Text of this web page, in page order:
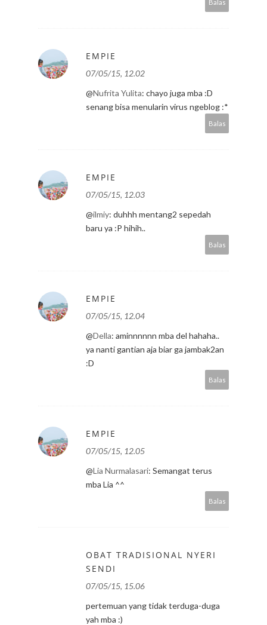
Balas
EMPIE
07/05/15, 12.02
@Nufrita Yulita: chayo juga mba :D
senang bisa menularin virus ngeblog :*
Balas
EMPIE
07/05/15, 12.03
@ilmiy: duhhh mentang2 sepedah
baru ya :P hihih..
Balas
EMPIE
07/05/15, 12.04
@Della: aminnnnnn mba del hahaha..
ya nanti gantian aja biar ga jambak2an
:D
Balas
EMPIE
07/05/15, 12.05
@Lia Nurmalasari: Semangat terus
mba Lia ^^
Balas
OBAT TRADISIONAL NYERI
SENDI
07/05/15, 15.06
pertemuan yang tidak terduga-duga
yah mba :)